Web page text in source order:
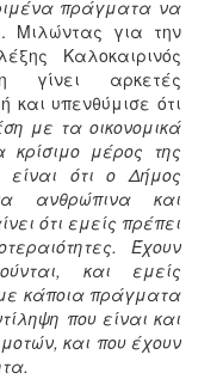
πράγματα να
. Μιλώντας για την
Καλοκαιρινός
γίνει αρκετές
και υπενθύμισε ότι
με τα οικονομικά
μέρος της
ότι ο Δήμος
ανθρώπινα και
ότι εμείς πρέπει
Έχουν
και εμείς
κάποια πράγματα
που είναι και
και που έχουν